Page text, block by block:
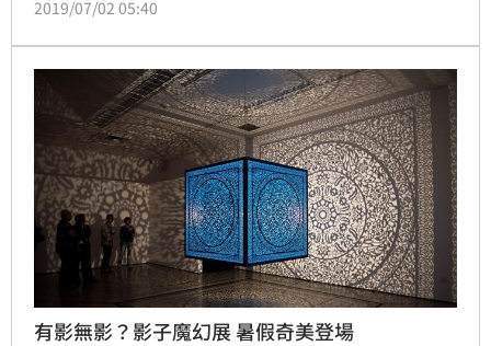
2019/07/02 05:40
有影無影？影子魔幻展 暑假奇美登場